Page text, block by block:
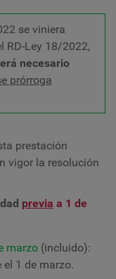
se viniera
RD-Ley 18/2022,
necesario
prórroga
prestación
vigor la resolución
previa a 1 de
marzo (incluido):
el 1 de marzo.